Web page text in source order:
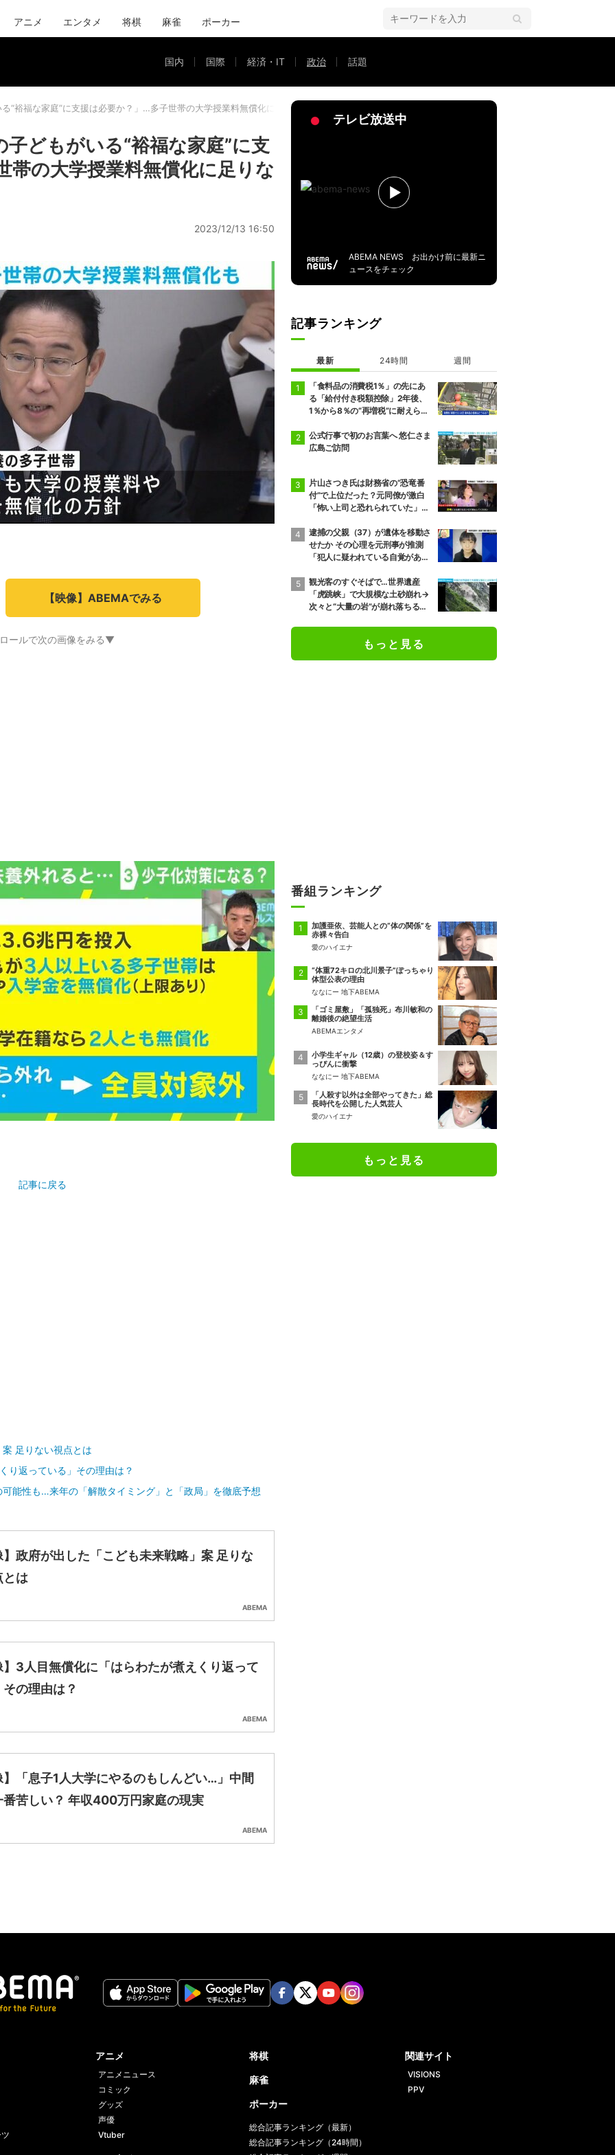
アニメ エンタメ 将棋 麻雀 ポーカー
国内 国際 経済・IT 政治 話題
“裕福な家庭”に支援は必要か？」…多子世帯の大学授業料無償化に足りない視点とは？
どもがいる“裕福な家庭”に支
帯の大学授業料無償化に足りな
2023/12/13 16:50
【映像】ABEMAでみる
ールで次の画像をみる▼
記事に戻る
足りない視点とは
り返っている」その理由は？
能性も…来年の「解散タイミング」と「政局」を徹底予想
】政府が出した「こども未来戦略」案 足りな
とは
ABEMA
】3人目無償化に「はらわたが煮えくり返って
の理由は？
ABEMA
】「息子1人大学にやるのもしんどい…」中間
番苦しい？ 年収400万円家庭の現実
ABEMA
テレビ放送中
ABEMA NEWS お出かけ前に最新ニ
ュースをチェック
記事ランキング
最新 24時間 週間
「食料品の消費税1％」の先にあ
る「給付付き税額控除」2年後、
1％から8％の“再増税”に耐えられ
形で中低所得層をカバーする」
公式行事で初のお言葉へ 悠仁さま
広島ご訪問
片山さつき氏は財務省の“恐竜番
付”で上位だった？元同僚が激白
「怖い上司と恐れられていた」
逮捕の父親（37）が遺体を移動さ
せたか その心理を元刑事が推測
「犯人に疑われている自覚があっ
観光客のすぐそばで…世界遺産
「虎跳峡」で大規模な土砂崩れ→
次々と“大量の岩”が崩れ落ちる瞬
もっと見る
番組ランキング
加護亜依、芸能人との“体の関係”を
赤裸々告白
愛のハイエナ
“体重72キロの北川景子”ぽっちゃり
体型公表の理由
ななにー 地下ABEMA
「ゴミ屋敷」「孤独死」布川敏和の
離婚後の絶望生活
ABEMAエンタメ
小学生ギャル（12歳）の登校姿＆す
っぴんに衝撃
ななにー 地下ABEMA
「人殺す以外は全部やってきた」総
長時代を公開した人気芸人
愛のハイエナ
もっと見る
アニメ
アニメニュース
コミック
グッズ
声優
Vtuber
将棋
麻雀
ポーカー
総合記事ランキング（最新）
総合記事ランキング（24時間）
関連サイト
VISIONS
PPV